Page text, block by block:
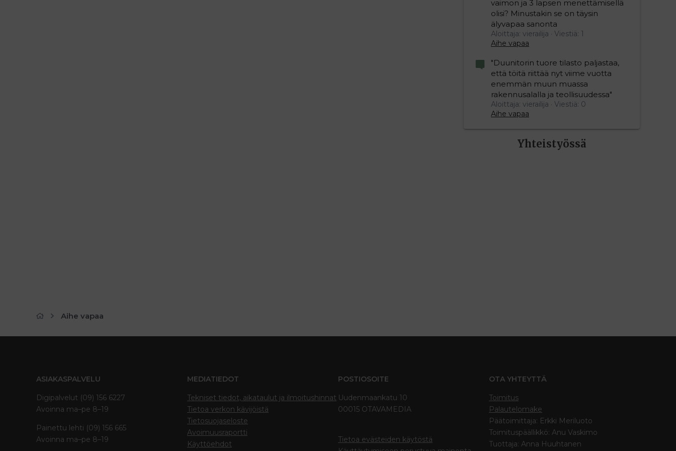
vaimon ja 3 lapsen menettämisellä
olisi? Minustakin se on täysin
älyvapaa sanonta
Aloittaja: vierailija
Viestiä: 1
Aihe vapaa
"Duunitorin tuore tilasto paljastaa,
että töitä riittää nyt viime vuotta
enemmän muun muassa
rakennusalalla ja teollisuudessa"
Aloittaja: vierailija
Viestiä: 0
Aihe vapaa
Yhteistyössä
Aihe vapaa
ASIAKASPALVELU
Digipalvelut (09) 156 6227
Avoinna ma–pe 8–19
Painettu lehti (09) 156 665
Avoinna ma–pe 8–19
MEDIATIEDOT
Tekniset tiedot, aikataulut ja ilmoitushinnat
Tietoa verkon kävijöistä
Tietosuojaseloste
Avoimuusraportti
Käyttöehdot
POSTIOSOITE
Uudenmaankatu 10
00015 OTAVAMEDIA
Tietoa evästeiden käytöstä
OTA YHTEYTTÄ
Toimitus
Palautelomake
Päätoimittaja: Erkki Meriluoto
Toimituspäällikkö: Anu Vaskimo
Tuottaja: Anna Huuhtanen